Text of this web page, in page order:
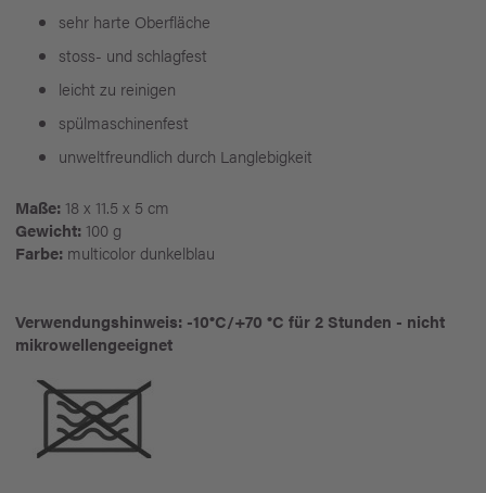
sehr harte Oberfläche
stoss- und schlagfest
leicht zu reinigen
spülmaschinenfest
unweltfreundlich durch Langlebigkeit
Maße: 18 x 11.5 x 5 cm
Gewicht: 100 g
Farbe: multicolor dunkelblau
Verwendungshinweis: -10°C/+70 °C für 2 Stunden - nicht
mikrowellengeeignet